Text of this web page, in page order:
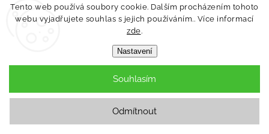
Tento web používá soubory cookie. Dalším procházením tohoto
webu vyjadřujete souhlas s jejich používáním.. Více informací
zde.
Nastavení
Odmítnout
Souhlasím
Batoh dětský stahovací 31x36cm sportovní vak na
377 Kč
Do košíku